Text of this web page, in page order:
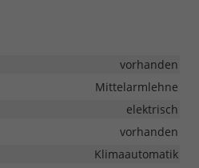
vorhanden
Mittelarmlehne
elektrisch
vorhanden
Klimaautomatik